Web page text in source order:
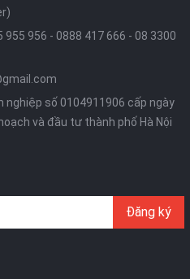
955 956 - 0888 417 666 - 08 3300
nghiệp số 0104911906 cấp ngày
và đầu tư thành phố Hà Nội
Đăng ký